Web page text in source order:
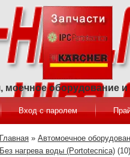
моечное оборудование
Вход с паролем
Главная » Автомоечное
Без нагрева воды (Portotecnica) (10)